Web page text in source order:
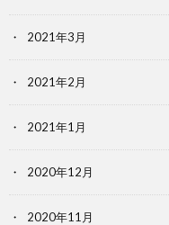
2021年3月
2021年2月
2021年1月
2020年12月
2020年11月